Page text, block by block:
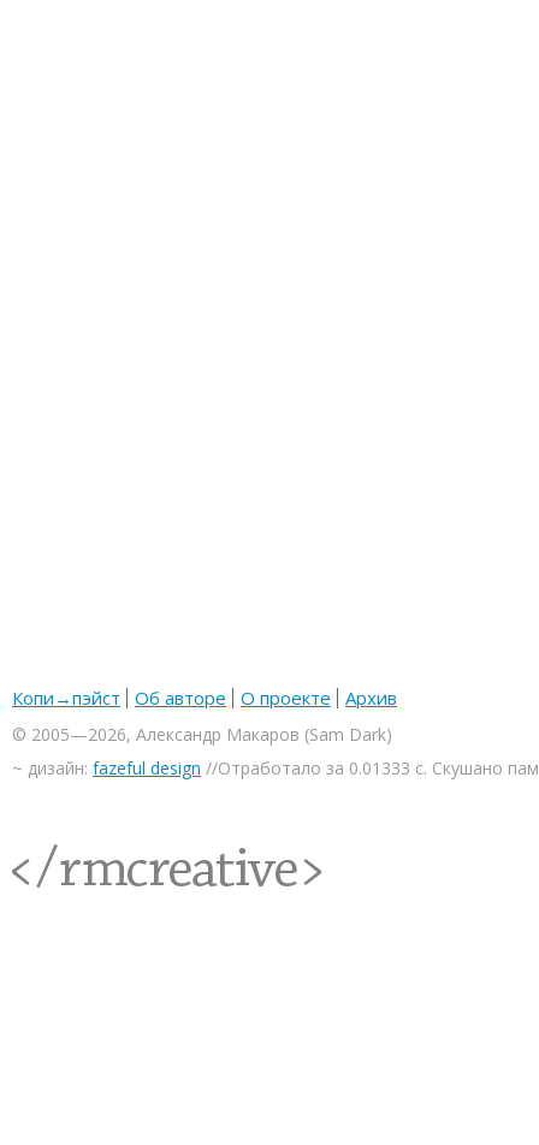
Копи→пэйст Об авторе О проекте Архив
© 2005—2026, Александр Макаров (Sam Dark)
~ дизайн: fazeful design //Отработало за 0.01333 с. Скушано
<rmcreative/>